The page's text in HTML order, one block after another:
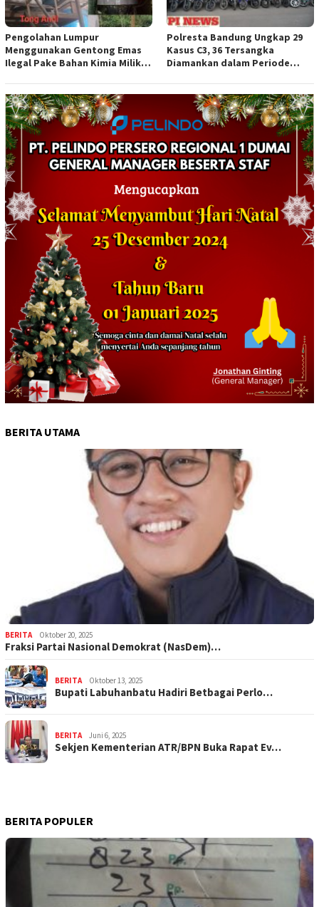
Pengolahan Lumpur
Menggunakan Gentong Emas
Ilegal Pake Bahan Kimia Milik
Aparat Penegak Hukum ( APH )
Jangan Sampai Diam Saja
Polresta Bandung Ungkap 29
Kasus C3, 36 Tersangka
Diamankan dalam Periode
BERITA UTAMA
BERITA Oktober 20, 2025
Fraksi Partai Nasional Demokrat (NasDem)…
BERITA Oktober 13, 2025
Bupati Labuhanbatu Hadiri Betbagai Perlo…
BERITA Juni 6, 2025
Sekjen Kementerian ATR/BPN Buka Rapat Ev…
BERITA POPULER